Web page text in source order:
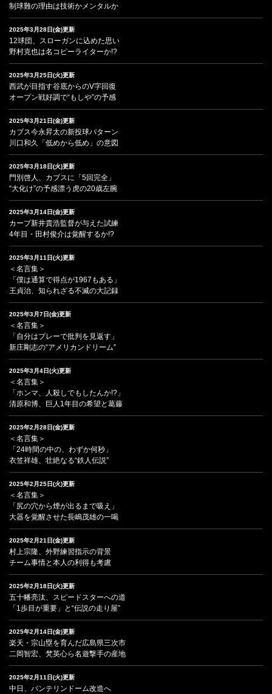
制球難の理由は技術かメンタルか
2025年3月28日(金)更新
12球団、スローガンに込めた思い
野村克也は名コピーライターか!?
2025年3月25日(火)更新
西武が目指す谷底からのV字回復
オープン戦好調で“もしや”の予感
2025年3月21日(金)更新
カブス今永昇太の新投球パターン
川口和久「低めから低め」の意図
2025年3月18日(火)更新
門別啓人、カブスに「5回完全」
“大化け”の予感漂う虎の20歳左腕
2025年3月14日(金)更新
カープ新井貴浩監督が与えた試練
4年目・田村俊介は覚醒するか!?
2025年3月11日(火)更新
＜名言集＞
「僕は通算で得点が1967もある」
王貞治、知られざる不滅の大記録
2025年3月7日(金)更新
＜名言集＞
「自分はプレーで批判を見返す」
新庄剛志の“アメリカンドリーム”
2025年3月4日(火)更新
＜名言集＞
「ホンマ、人殺しでもしたんか!?」
清原和博、巨人1年目の希望と葛藤
2025年2月28日(金)更新
＜名言集＞
「24時間の中の、わずか何秒」
衣笠祥雄、壮絶なる“鉄人伝説”
2025年2月25日(火)更新
＜名言集＞
「尻の穴から煙が出るまで吸え」
大器を覚醒させた長嶋茂雄の一喝
2025年2月21日(金)更新
村上宗隆、外野練習指示の背景
チーム事情と本人の利得も考慮
2025年2月18日(火)更新
五十幡亮汰、スピードスターへの道
「1歩目が重要」と“伝説の走り屋”
2025年2月14日(金)更新
楽天・宗山塁を育んだ広島県三次市
二岡智宏、梵英心ら名遊撃手の産地
2025年2月11日(火)更新
中日、バンテリンドーム改造へ